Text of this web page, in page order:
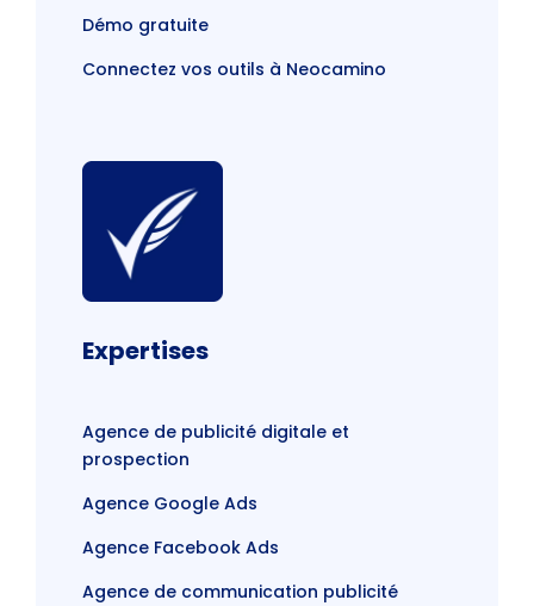
Démo gratuite
Connectez vos outils à Neocamino
Expertises
Agence de publicité digitale et
prospection
Agence Google Ads
Agence Facebook Ads
Agence de communication publicité